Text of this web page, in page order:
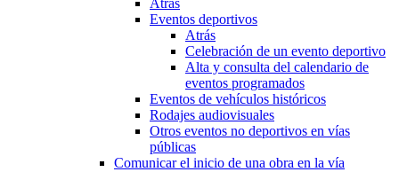
Atrás
Eventos deportivos
Atrás
Celebración de un evento deportivo
Alta y consulta del calendario de
eventos programados
Eventos de vehículos históricos
Rodajes audiovisuales
Otros eventos no deportivos en vías
públicas
Comunicar el inicio de una obra en la vía